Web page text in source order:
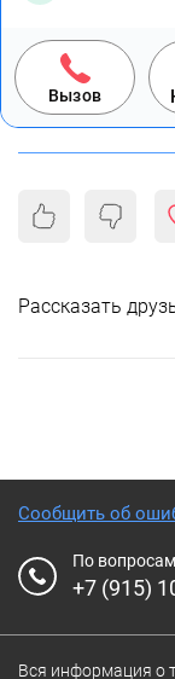
Вызов
Рассказать
Сообщить об
По
+7 (915)
Вся информация о